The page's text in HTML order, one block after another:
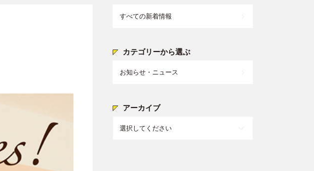
すべての新着情報
カテゴリーから選ぶ
お知らせ・ニュース
アーカイブ